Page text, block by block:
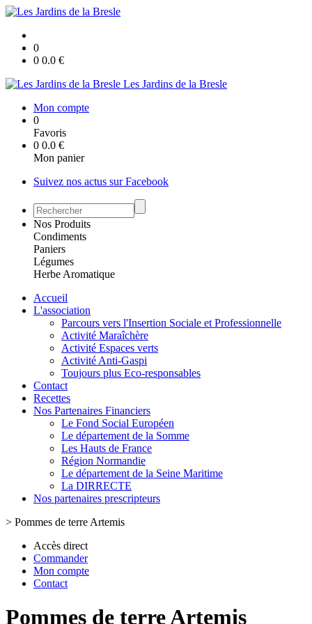
0
0 0.0 €
Les Jardins de la Bresle
Mon compte
0
Favoris
0 0.0 €
Mon panier
Suivez nos actus sur Facebook
Nos Produits
Condiments
Paniers
Légumes
Herbe Aromatique
Accueil
L'association
Parcours vers l'Insertion Sociale et Professionnelle
Activité Maraîchère
Activité Espaces verts
Activité Anti-Gaspi
Toujours plus Eco-responsables
Contact
Recettes
Nos Partenaires Financiers
Le Fond Social Européen
Le département de la Somme
Les Hauts de France
Région Normandie
Le département de la Seine Maritime
La DIRRECTE
Nos partenaires prescripteurs
> Pommes de terre Artemis
Accès direct
Commander
Mon compte
Contact
Pommes de terre Artemis